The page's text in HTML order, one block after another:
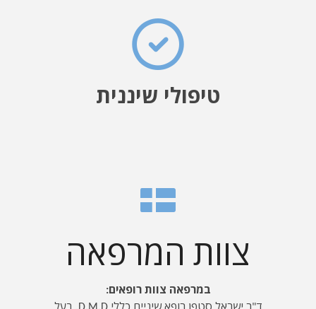
טיפולי שיננית
צוות המרפאה
במרפאה צוות רופאים: